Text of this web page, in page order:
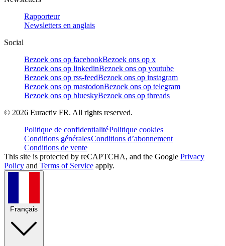
Rapporteur
Newsletters en anglais
Social
Bezoek ons op facebookBezoek ons op x
Bezoek ons op linkedinBezoek ons op youtube
Bezoek ons op rss-feedBezoek ons op instagram
Bezoek ons op mastodonBezoek ons op telegram
Bezoek ons op blueskyBezoek ons op threads
© 2026 Euractiv FR. All rights reserved.
Politique de confidentialitéPolitique cookies
Conditions généralesConditions d’abonnement
Conditions de vente
This site is protected by reCAPTCHA, and the Google Privacy
Policy and Terms of Service apply.
Français